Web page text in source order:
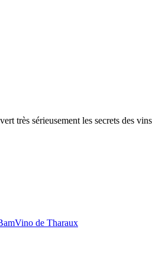
très sérieusement les secrets des
de Tharaux